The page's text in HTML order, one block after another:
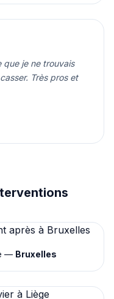
que je ne trouvais
Très pros et
— Bruxelles